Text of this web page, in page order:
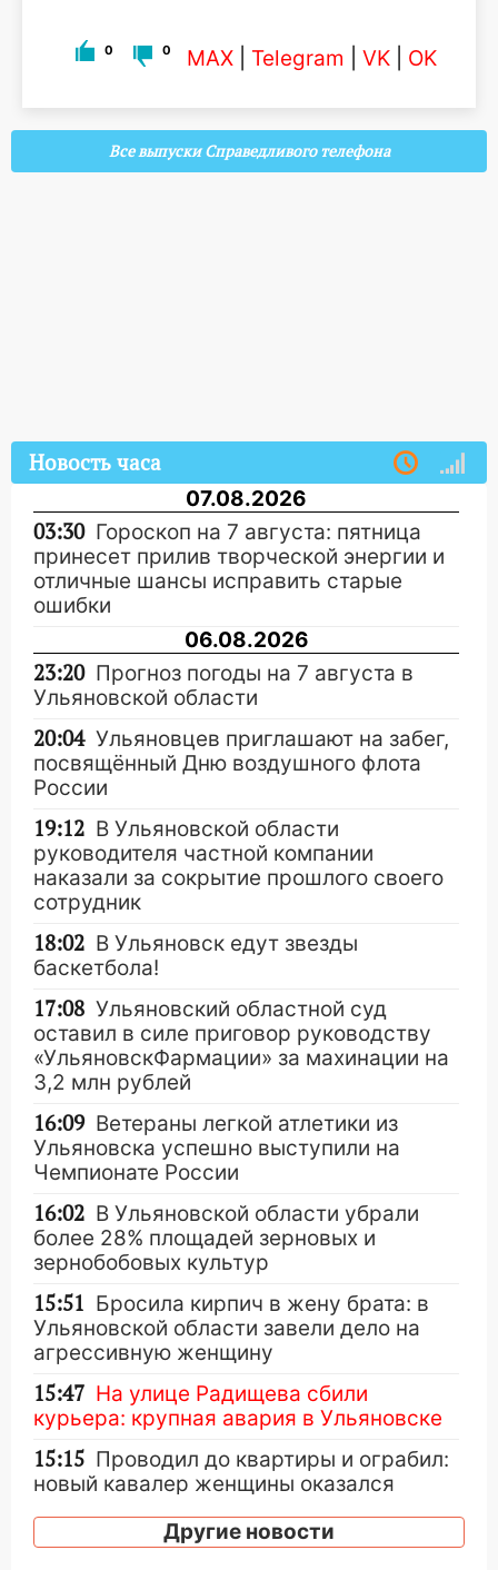
0 0 MAX Telegram VK OK
Все выпуски Справедливого телефона
Новость часа
07.08.2026
03:30 Гороскоп на 7 августа: пятница
принесет прилив творческой энергии и
отличные шансы исправить старые
ошибки
06.08.2026
23:20 Прогноз погоды на 7 августа в
Ульяновской области
20:04 Ульяновцев приглашают на забег,
посвящённый Дню воздушного флота
России
19:12 В Ульяновской области
руководителя частной компании
наказали за сокрытие прошлого своего
сотрудник
18:02 В Ульяновск едут звезды
баскетбола!
17:08 Ульяновский областной суд
оставил в силе приговор руководству
«УльяновскФармации» за махинации на
3,2 млн рублей
16:09 Ветераны легкой атлетики из
Ульяновска успешно выступили на
Чемпионате России
16:02 В Ульяновской области убрали
более 28% площадей зерновых и
зернобобовых культур
15:51 Бросила кирпич в жену брата: в
Ульяновской области завели дело на
агрессивную женщину
15:47 На улице Радищева сбили
курьера: крупная авария в Ульяновске
15:15 Проводил до квартиры и ограбил:
новый кавалер женщины оказался
14:26 В Ульяновске ограничат движение
Другие новости